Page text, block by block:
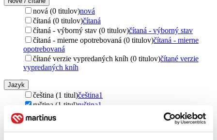
nová (0 titulov)nová
čítaná (0 titulov)čítaná
čítaná - výborný stav (0 titulov)čítaná - výborný stav
čítaná - mierne opotrebovaná (0 titulov)čítaná - mierne
opotrebovaná
čítané verzie vypredaných kníh (0 titulov)čítané verzie
vypredaných kníh
Jazyk
čeština (1 titul)čeština1
ruština (1 titul)ruština1
cudzí jazyk (1 titul)
Vydavateľstvo